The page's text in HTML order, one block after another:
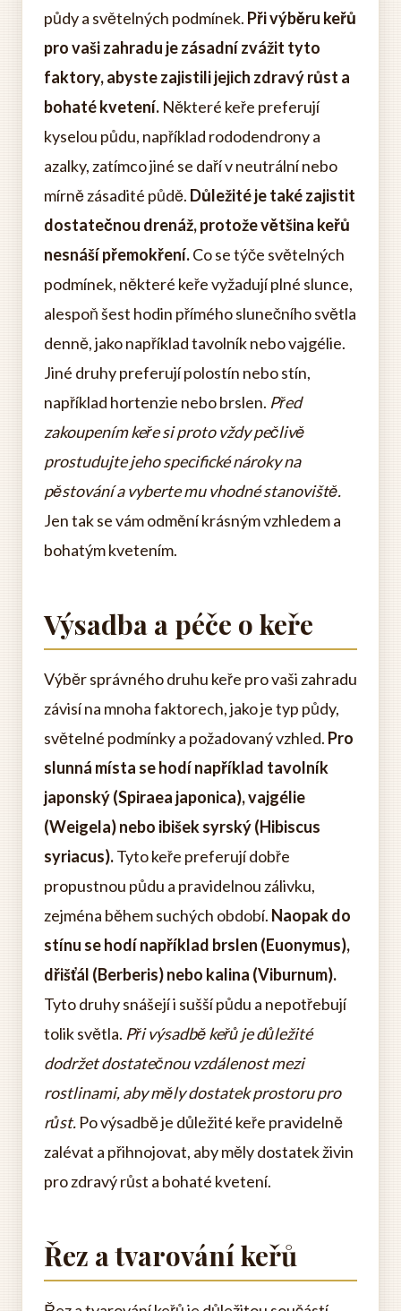
půdy a světelných podmínek. Při výběru keřů
pro vaši zahradu je zásadní zvážit tyto
faktory, abyste zajistili jejich zdravý růst a
bohaté kvetení. Některé keře preferují
kyselou půdu, například rododendrony a
azalky, zatímco jiné se daří v neutrální nebo
mírně zásadité půdě. Důležité je také zajistit
dostatečnou drenáž, protože většina keřů
nesnáší přemokření.Co se týče světelných
podmínek, některé keře vyžadují plné slunce,
alespoň šest hodin přímého slunečního světla
denně, jako například tavolník nebo vajgélie.
Jiné druhy preferují polostín nebo stín,
například hortenzie nebo brslen. Před
zakoupením keře si proto vždy pečlivě
prostudujte jeho specifické nároky na
pěstování a vyberte mu vhodné stanoviště.
Jen tak se vám odmění krásným vzhledem a
bohatým kvetením.
Výsadba a péče o keře
Výběr správného druhu keře pro vaši zahradu
závisí na mnoha faktorech, jako je typ půdy,
světelné podmínky a požadovaný vzhled. Pro
slunná místa se hodí například tavolník
japonský (Spiraea japonica), vajgélie
(Weigela) nebo ibišek syrský (Hibiscus
syriacus).Tyto keře preferují dobře
propustnou půdu a pravidelnou zálivku,
zejména během suchých období. Naopak do
stínu se hodí například brslen (Euonymus),
dřišťál (Berberis) nebo kalina (Viburnum).
Tyto druhy snášejí i sušší půdu a nepotřebují
tolik světla. Při výsadbě keřů je důležité
dodržet dostatečnou vzdálenost mezi
rostlinami, aby měly dostatek prostoru pro
růst. Po výsadbě je důležité keře pravidelně
zalévat a přihnojovat, aby měly dostatek živin
pro zdravý růst a bohaté kvetení.
Řez a tvarování keřů